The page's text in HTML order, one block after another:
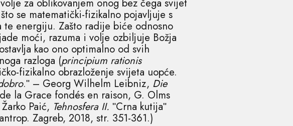
za oblikovanjem onog bez čega svijet
se matematički-fizikalno pojavljuje s
energiju. Zašto radije biće odnosno
moći, razuma i volje ozbiljuje Božja
kao ono optimalno od svih
razloga (principium rationis
fizikalno obrazloženje svijeta uopće.
.ʺ – Georg Wilhelm Leibniz, Die
la Grace fondés en raison, G. Olms
Paić, Tehnosfera II. ʺCrna kutijaʺ
Zagreb, 2018, str. 351-361.)